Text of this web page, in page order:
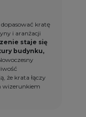
kratę
i aranżacji
staje się
budynku,
że krata łączy
wizerunkiem